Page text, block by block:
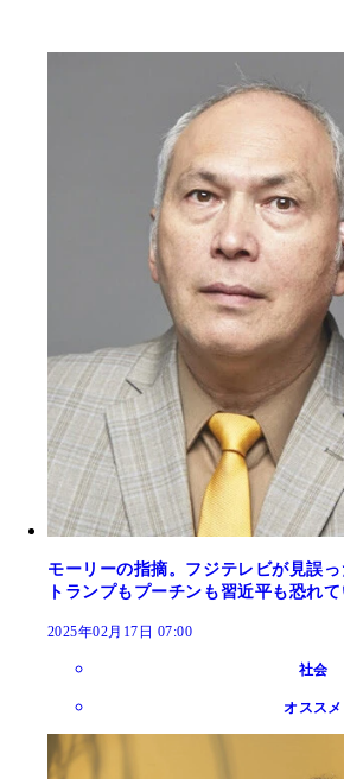
モーリーの指摘。フジテレビが見誤っ
トランプもプーチンも習近平も恐れて
2025年02月17日 07:00
社会
オススメ